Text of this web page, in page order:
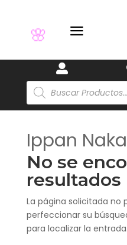
a

Búsqueda
de
productos
Ippan
No se
resultados
La página solicitada no
perfeccionar su
para localizar la entrada.
🌸